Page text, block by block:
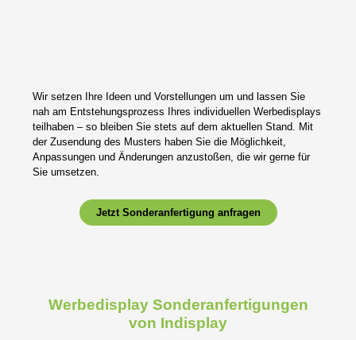
Wir setzen Ihre Ideen und Vorstellungen um und lassen Sie
nah am Entstehungsprozess Ihres individuellen Werbedisplays
teilhaben – so bleiben Sie stets auf dem aktuellen Stand. Mit
der Zusendung des Musters haben Sie die Möglichkeit,
Anpassungen und Änderungen anzustoßen, die wir gerne für
Sie umsetzen.
Jetzt Sonderanfertigung anfragen
Werbedisplay Sonderanfertigungen
von Indisplay